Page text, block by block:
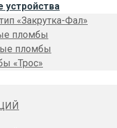
устройства
«Закрутка-Фал»
пломбы
пломбы
«Трос»